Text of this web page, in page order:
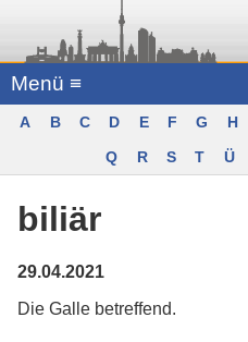
Menü ≡
A B C D E F G H
Q
R S T Ü
biliär
29.04.2021
Die Galle betreffend.